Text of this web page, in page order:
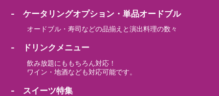
- ケータリングオプション・単品オードブル
オードブル・寿司などの品揃えと演出料理の数々
- ドリンクメニュー
飲み放題にももちろん対応！
ワイン・地酒なども対応可能です。
- スイーツ特集